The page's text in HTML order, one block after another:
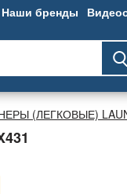
Наши бренды
(ЛЕГКОВЫЕ)